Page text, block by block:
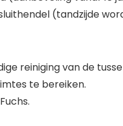
(tandzijde
reiniging van de
te bereiken.